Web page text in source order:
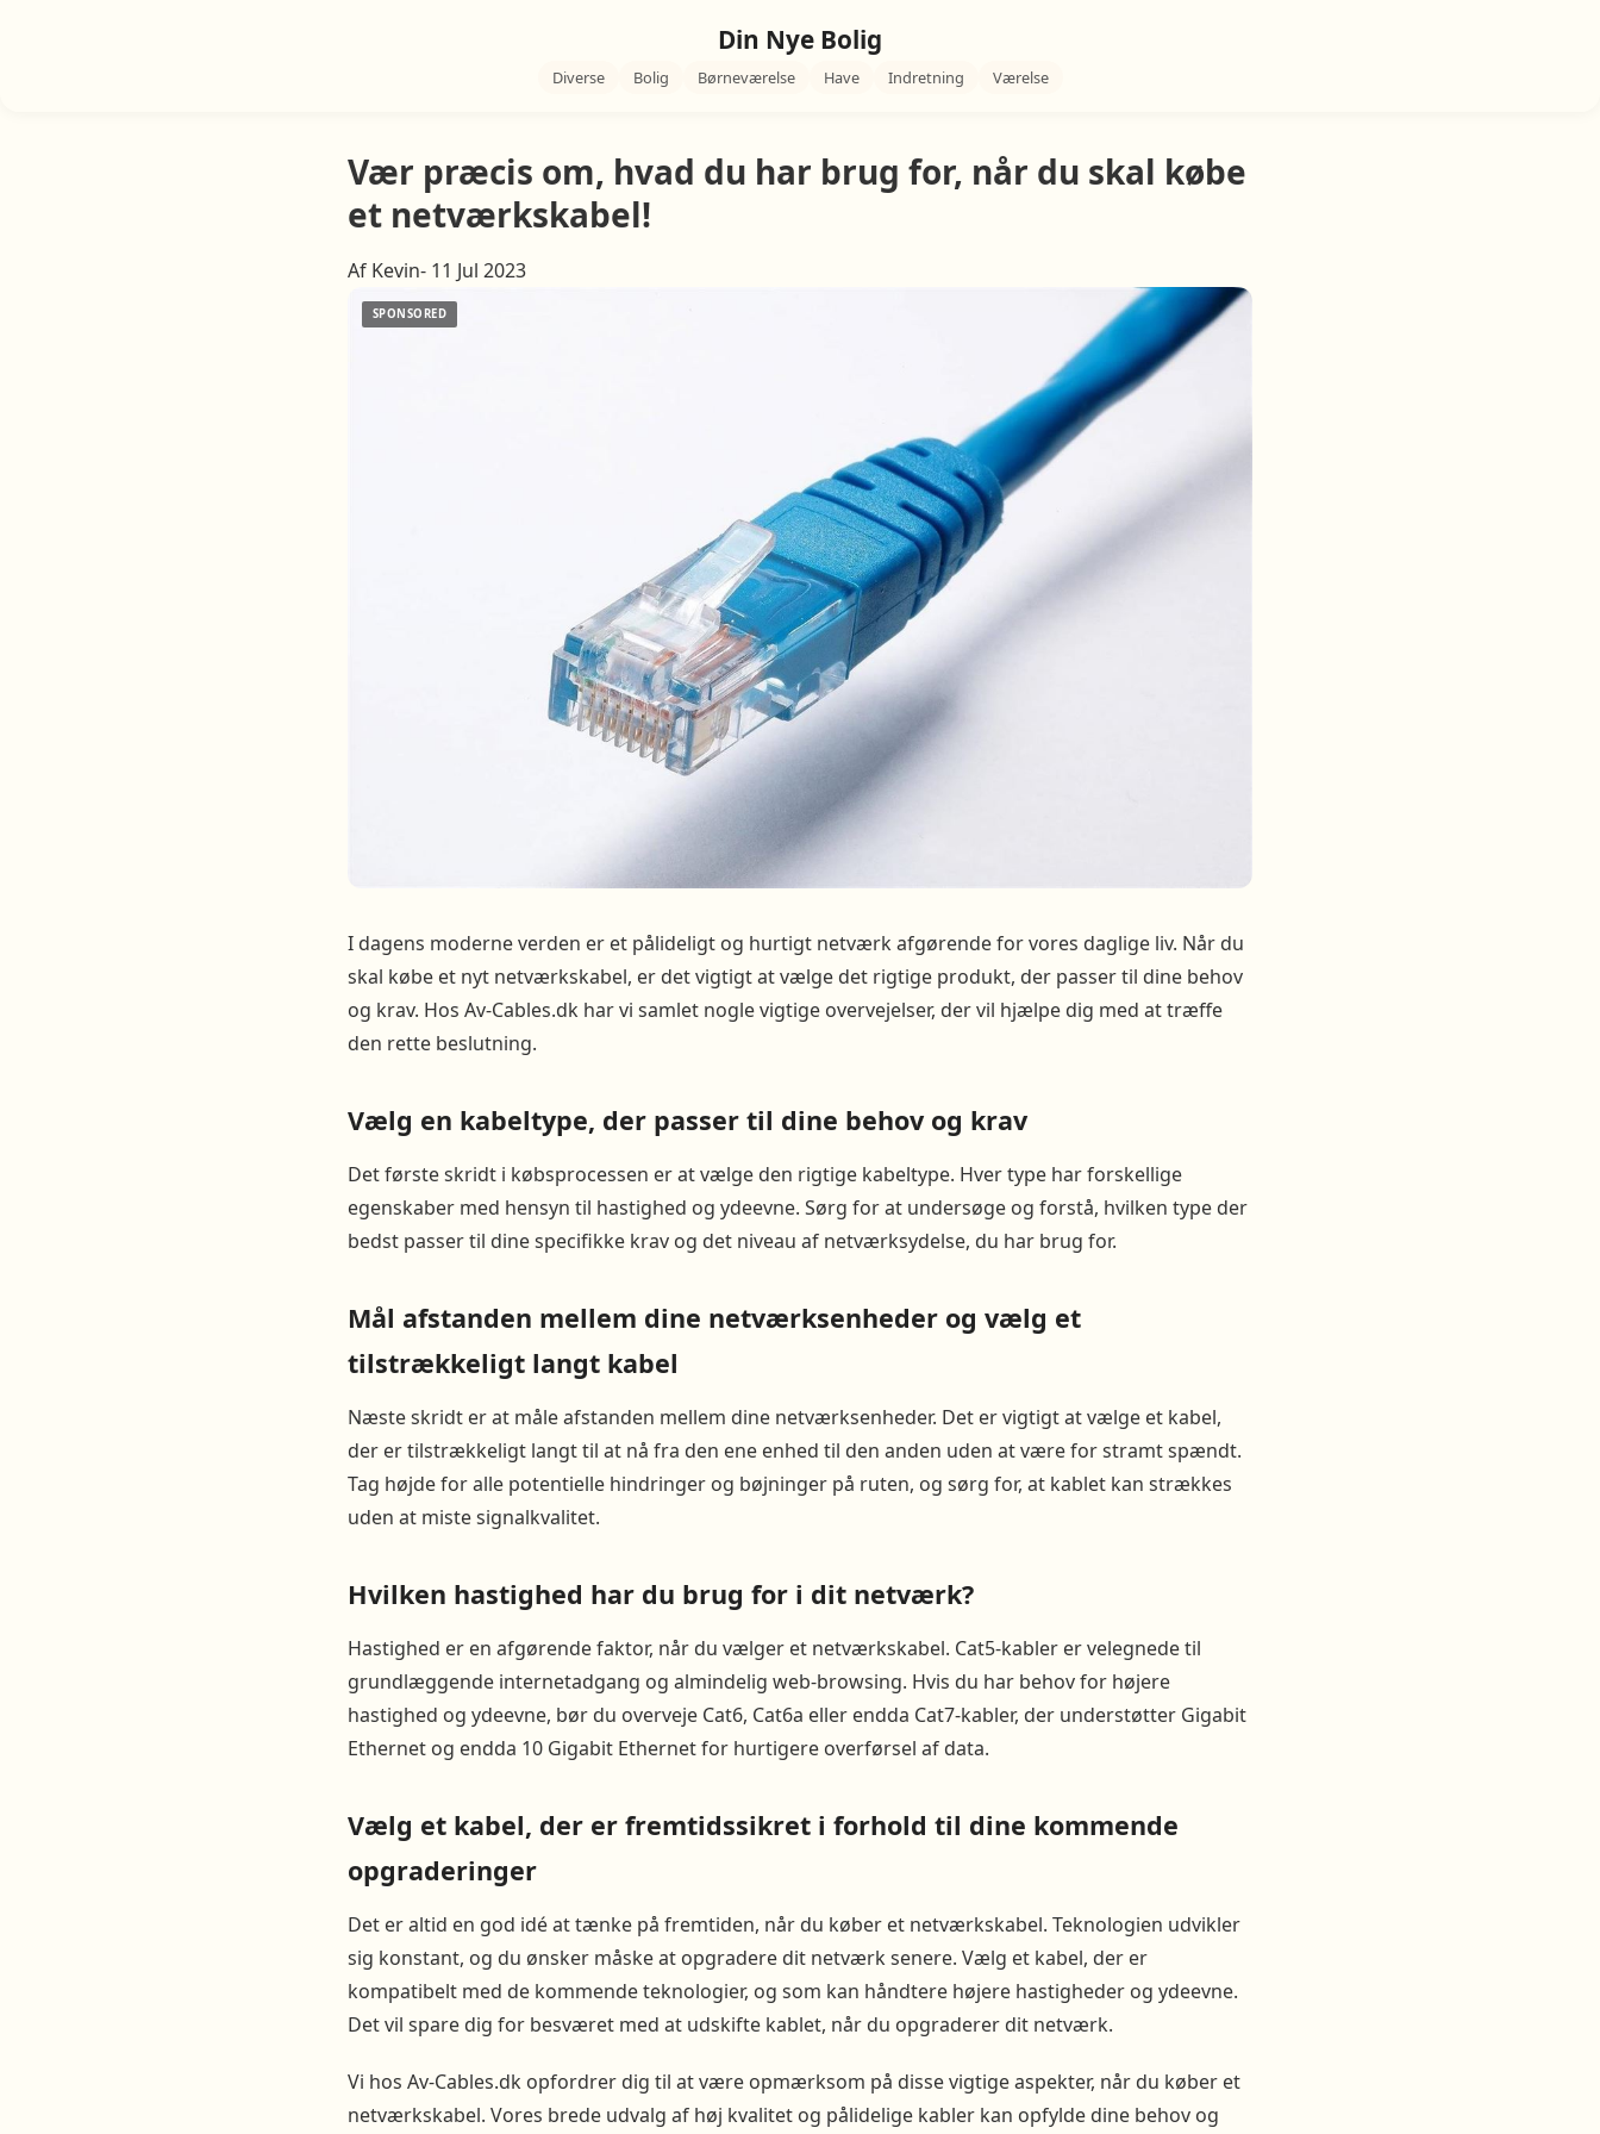
Din Nye Bolig
Diverse Bolig Børneværelse Have Indretning Værelse
Vær præcis om, hvad du har brug for, når du skal købe
et netværkskabel!
Af Kevin- 11 Jul 2023
I dagens moderne verden er et pålideligt og hurtigt netværk afgørende for vores daglige liv. Når du
skal købe et nyt netværkskabel, er det vigtigt at vælge det rigtige produkt, der passer til dine behov
og krav. Hos Av-Cables.dk har vi samlet nogle vigtige overvejelser, der vil hjælpe dig med at træffe
den rette beslutning.
Vælg en kabeltype, der passer til dine behov og krav
Det første skridt i købsprocessen er at vælge den rigtige kabeltype. Hver type har forskellige
egenskaber med hensyn til hastighed og ydeevne. Sørg for at undersøge og forstå, hvilken type der
bedst passer til dine specifikke krav og det niveau af netværksydelse, du har brug for.
Mål afstanden mellem dine netværksenheder og vælg et
tilstrækkeligt langt kabel
Næste skridt er at måle afstanden mellem dine netværksenheder. Det er vigtigt at vælge et kabel,
der er tilstrækkeligt langt til at nå fra den ene enhed til den anden uden at være for stramt spændt.
Tag højde for alle potentielle hindringer og bøjninger på ruten, og sørg for, at kablet kan strækkes
uden at miste signalkvalitet.
Hvilken hastighed har du brug for i dit netværk?
Hastighed er en afgørende faktor, når du vælger et netværkskabel. Cat5-kabler er velegnede til
grundlæggende internetadgang og almindelig web-browsing. Hvis du har behov for højere
hastighed og ydeevne, bør du overveje Cat6, Cat6a eller endda Cat7-kabler, der understøtter Gigabit
Ethernet og endda 10 Gigabit Ethernet for hurtigere overførsel af data.
Vælg et kabel, der er fremtidssikret i forhold til dine kommende
opgraderinger
Det er altid en god idé at tænke på fremtiden, når du køber et netværkskabel. Teknologien udvikler
sig konstant, og du ønsker måske at opgradere dit netværk senere. Vælg et kabel, der er
kompatibelt med de kommende teknologier, og som kan håndtere højere hastigheder og ydeevne.
Det vil spare dig for besværet med at udskifte kablet, når du opgraderer dit netværk.
Vi hos Av-Cables.dk opfordrer dig til at være opmærksom på disse vigtige aspekter, når du køber et
netværkskabel. Vores brede udvalg af høj kvalitet og pålidelige kabler kan opfylde dine behov og